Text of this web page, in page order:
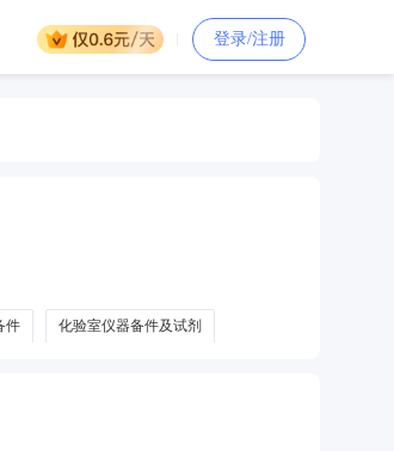
登录/注册
件 化验室仪器备件及试剂